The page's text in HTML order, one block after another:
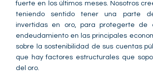
fuerte en los últimos meses. Nosotros
teniendo sentido tener una parte
invertidas en oro, para protegerte de
endeudamiento en las principales
sobre la sostenibilidad de sus cuentas
que hay factores estructurales que
del oro.